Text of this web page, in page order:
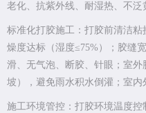
老化、抗紫外线、耐湿热、不泛
标准化打胶施工：打胶前清洁
燥度达标（湿度≤75%）；胶缝
滑、无气泡、断胶、针眼；室
坡），避免雨水积水倒灌；室内
施工环境管控：打胶环境温度